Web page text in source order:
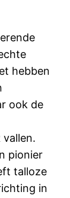
hebben
ook de
vallen.
pionier
talloze
in